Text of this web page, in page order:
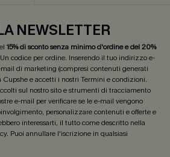
NEWSLETTER
15% di sconto senza minimo d'ordine e del 20%
codice per ordine. Inserendo il tuo indirizzo e-
di marketing (compresi contenuti generati
e accetti i nostri Termini e condizioni.
sul nostro sito e strumenti di tracciamento
e-mail per verificare se le e-mail vengono
personalizzare contenuti e offerte e
interessarti, il tutto come descritto nella
. Puoi annullare l'iscrizione in qualsiasi